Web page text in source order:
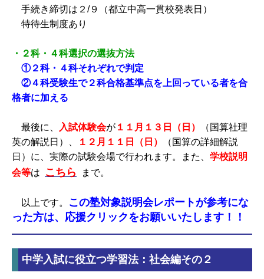
手続き締切は２/９（都立中高一貫校発表日）
特待生制度あり
・２科・４科選択の選抜方法
①２科・４科それぞれで判定
②４科受験生で２科合格基準点を上回っている者を合
格者に加える
最後に、 入試体験会が １１月１３日（日）
（国算社理
英の解説日）、
１２月１１日（日）
（国算の詳細解説
日）に、実際の試験会場で行われます。また、 学校説明
会等は こちら まで。
以上です。
この塾対象説明会レポートが参考にな
った方は、応援クリックをお願いいたします！！
中学入試に役立つ学習法：社会編その２